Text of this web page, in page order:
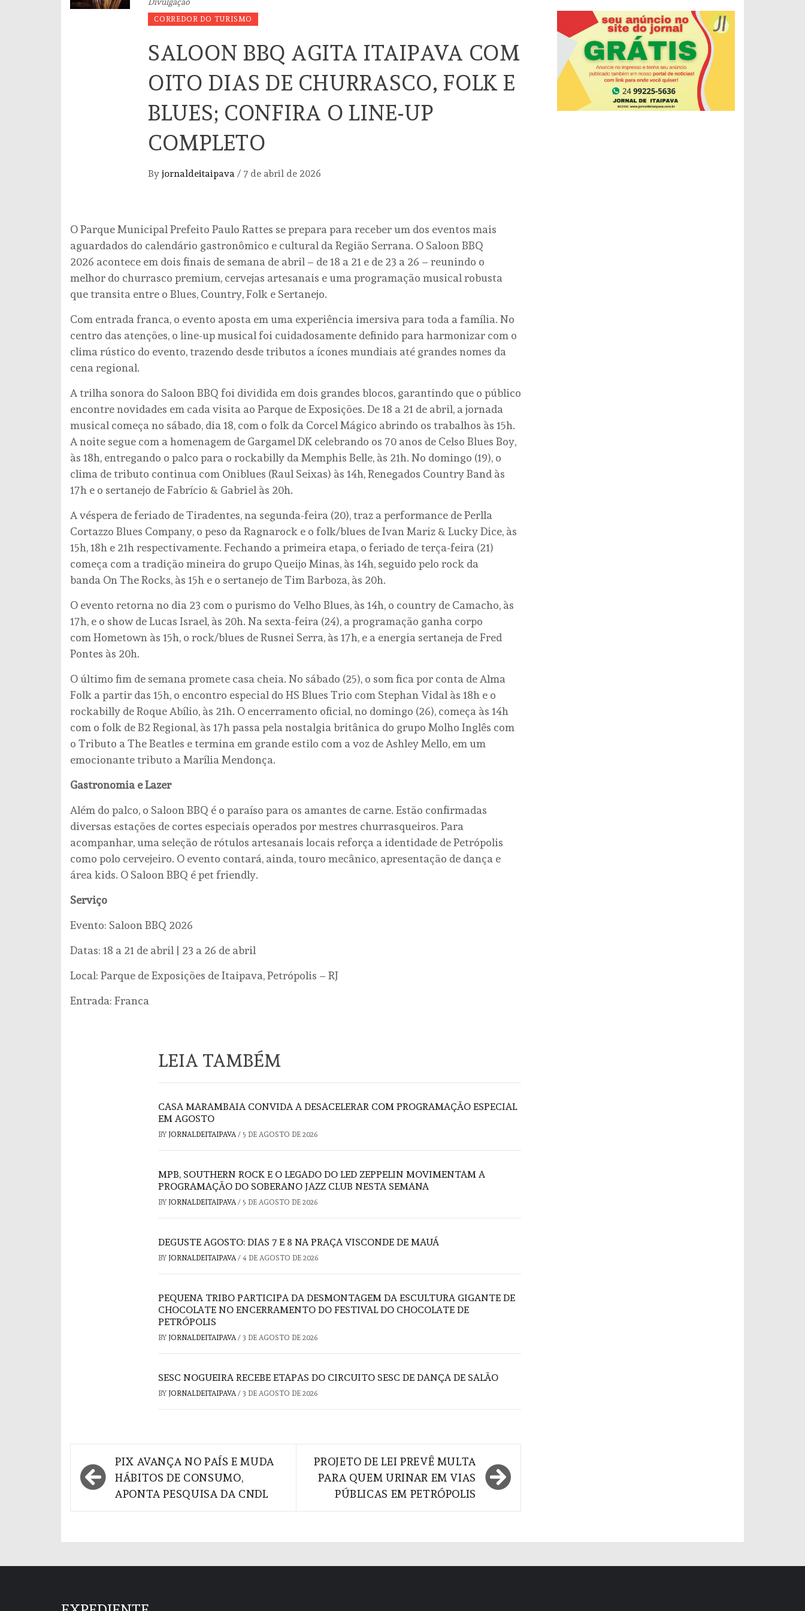
Divulgação
CORREDOR DO TURISMO
SALOON BBQ AGITA ITAIPAVA COM
OITO DIAS DE CHURRASCO, FOLK E
BLUES; CONFIRA O LINE-UP
COMPLETO
By jornaldeitaipava / 7 de abril de 2026
O Parque Municipal Prefeito Paulo Rattes se prepara para receber um dos eventos mais
aguardados do calendário gastronômico e cultural da Região Serrana. O Saloon BBQ
2026 acontece em dois finais de semana de abril – de 18 a 21 e de 23 a 26 – reunindo o
melhor do churrasco premium, cervejas artesanais e uma programação musical robusta
que transita entre o Blues, Country, Folk e Sertanejo.
Com entrada franca, o evento aposta em uma experiência imersiva para toda a família. No
centro das atenções, o line-up musical foi cuidadosamente definido para harmonizar com o
clima rústico do evento, trazendo desde tributos a ícones mundiais até grandes nomes da
cena regional.
A trilha sonora do Saloon BBQ foi dividida em dois grandes blocos, garantindo que o público
encontre novidades em cada visita ao Parque de Exposições. De 18 a 21 de abril, a jornada
musical começa no sábado, dia 18, com o folk da Corcel Mágico abrindo os trabalhos às 15h.
A noite segue com a homenagem de Gargamel DK celebrando os 70 anos de Celso Blues Boy,
às 18h, entregando o palco para o rockabilly da Memphis Belle, às 21h. No domingo (19), o
clima de tributo continua com Oniblues (Raul Seixas) às 14h, Renegados Country Band às
17h e o sertanejo de Fabrício & Gabriel às 20h.
A véspera de feriado de Tiradentes, na segunda-feira (20), traz a performance de Perlla
Cortazzo Blues Company, o peso da Ragnarock e o folk/blues de Ivan Mariz & Lucky Dice, às
15h, 18h e 21h respectivamente. Fechando a primeira etapa, o feriado de terça-feira (21)
começa com a tradição mineira do grupo Queijo Minas, às 14h, seguido pelo rock da
banda On The Rocks, às 15h e o sertanejo de Tim Barboza, às 20h.
O evento retorna no dia 23 com o purismo do Velho Blues, às 14h, o country de Camacho, às
17h, e o show de Lucas Israel, às 20h. Na sexta-feira (24), a programação ganha corpo
com Hometown às 15h, o rock/blues de Rusnei Serra, às 17h, e a energia sertaneja de Fred
Pontes às 20h.
O último fim de semana promete casa cheia. No sábado (25), o som fica por conta de Alma
Folk a partir das 15h, o encontro especial do HS Blues Trio com Stephan Vidal às 18h e o
rockabilly de Roque Abílio, às 21h. O encerramento oficial, no domingo (26), começa às 14h
com o folk de B2 Regional, às 17h passa pela nostalgia britânica do grupo Molho Inglês com
o Tributo a The Beatles e termina em grande estilo com a voz de Ashley Mello, em um
emocionante tributo a Marília Mendonça.
Gastronomia e Lazer
Além do palco, o Saloon BBQ é o paraíso para os amantes de carne. Estão confirmadas
diversas estações de cortes especiais operados por mestres churrasqueiros. Para
acompanhar, uma seleção de rótulos artesanais locais reforça a identidade de Petrópolis
como polo cervejeiro. O evento contará, ainda, touro mecânico, apresentação de dança e
área kids. O Saloon BBQ é pet friendly.
Serviço
Evento: Saloon BBQ 2026
Datas: 18 a 21 de abril | 23 a 26 de abril
Local: Parque de Exposições de Itaipava, Petrópolis – RJ
Entrada: Franca
LEIA TAMBÉM
CASA MARAMBAIA CONVIDA A DESACELERAR COM PROGRAMAÇÃO ESPECIAL
EM AGOSTO
BY JORNALDEITAIPAVA/ 5 DE AGOSTO DE 2026
MPB, SOUTHERN ROCK E O LEGADO DO LED ZEPPELIN MOVIMENTAM A
PROGRAMAÇÃO DO SOBERANO JAZZ CLUB NESTA SEMANA
BY JORNALDEITAIPAVA/ 5 DE AGOSTO DE 2026
DEGUSTE AGOSTO: DIAS 7 E 8 NA PRAÇA VISCONDE DE MAUÁ
BY JORNALDEITAIPAVA/ 4 DE AGOSTO DE 2026
PEQUENA TRIBO PARTICIPA DA DESMONTAGEM DA ESCULTURA GIGANTE DE
CHOCOLATE NO ENCERRAMENTO DO FESTIVAL DO CHOCOLATE DE
PETRÓPOLIS
BY JORNALDEITAIPAVA/ 3 DE AGOSTO DE 2026
SESC NOGUEIRA RECEBE ETAPAS DO CIRCUITO SESC DE DANÇA DE SALÃO
BY JORNALDEITAIPAVA/ 3 DE AGOSTO DE 2026
Navegação
de
PIX AVANÇA NO PAÍS E MUDA
HÁBITOS DE CONSUMO,
APONTA PESQUISA DA CNDL
PROJETO DE LEI PREVÊ MULTA
PARA QUEM URINAR EM VIAS
PÚBLICAS EM PETRÓPOLIS